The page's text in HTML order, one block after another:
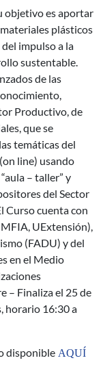
objetivo es aportar
plásticos
impulso a la
sustentable.
de las
Productivo, de
que se
temáticas del
line) usando
– taller” y
del Sector
Curso cuenta con
UExtensión),
(FADU) y del
en el Medio
– Finaliza el 25 de
horario 16:30 a
disponible AQUÍ